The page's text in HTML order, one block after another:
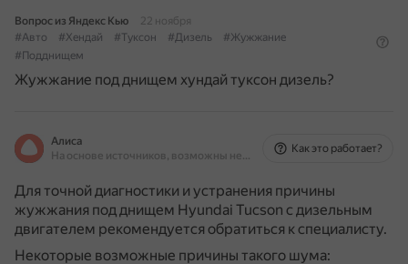
Вопрос из Яндекс Кью
22 ноября
#Авто
#Хендай #Туксон #Дизель
#Жужжание
#Подднищем
Жужжание под днищем хундай туксон дизель?
Алиса
На основе источников, возможны неточности
Как это работает?
Для точной диагностики и устранения причины
жужжания под днищем Hyundai Tucson с дизельным
двигателем рекомендуется обратиться к специалисту.
Некоторые возможные причины такого шума: